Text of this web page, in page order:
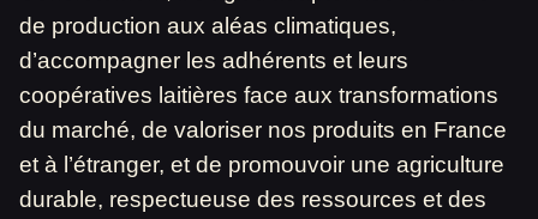
de production aux aléas climatiques,
d’accompagner les adhérents et leurs
coopératives laitières face aux transformations
du marché, de valoriser nos produits en France
et à l’étranger, et de promouvoir une agriculture
durable, respectueuse des ressources et des